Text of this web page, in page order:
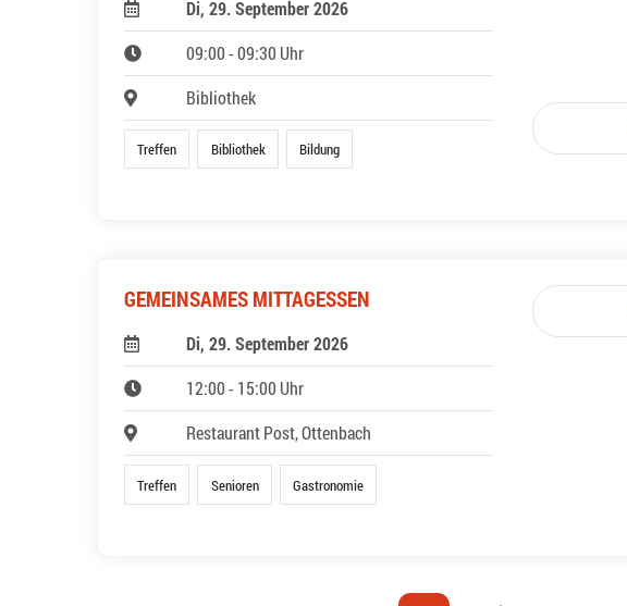
Di, 29. September 2026
09:00 - 09:30 Uhr
Bibliothek
Treffen Bibliothek Bildung
GEMEINSAMES MITTAGESSEN
Di, 29. September 2026
12:00 - 15:00 Uhr
Restaurant Post, Ottenbach
Treffen Senioren Gastronomie